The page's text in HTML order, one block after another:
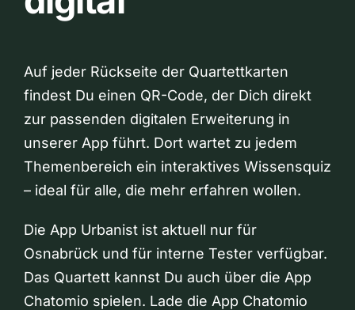
Auf jeder Rückseite der Quartettkarten
findest Du einen QR-Code, der Dich direkt
zur passenden digitalen Erweiterung in
unserer App führt. Dort wartet zu jedem
Themenbereich ein interaktives Wissensquiz
– ideal für alle, die mehr erfahren wollen.
Die App Urbanist ist aktuell nur für
Osnabrück und für interne Tester verfügbar.
Das Quartett kannst Du auch über die App
Chatomio spielen. Lade die App Chatomio